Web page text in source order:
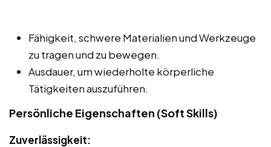
Fähigkeit, schwere Materialien und Werkzeuge
zu tragen und zu bewegen.
Ausdauer, um wiederholte körperliche
Tätigkeiten auszuführen.
Persönliche Eigenschaften (Soft Skills)
Zuverlässigkeit: